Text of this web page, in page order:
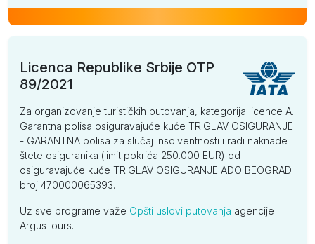
Licenca Republike Srbije OTP
89/2021
Za organizovanje turističkih putovanja, kategorija licence A.
Garantna polisa osiguravajuće kuće TRIGLAV OSIGURANJE
- GARANTNA polisa za slučaj insolventnosti i radi naknade
štete osiguranika (limit pokrića 250.000 EUR) od
osiguravajuće kuće TRIGLAV OSIGURANJE ADO BEOGRAD
broj 470000065393.
Uz sve programe važe Opšti uslovi putovanja agencije
ArgusTours.